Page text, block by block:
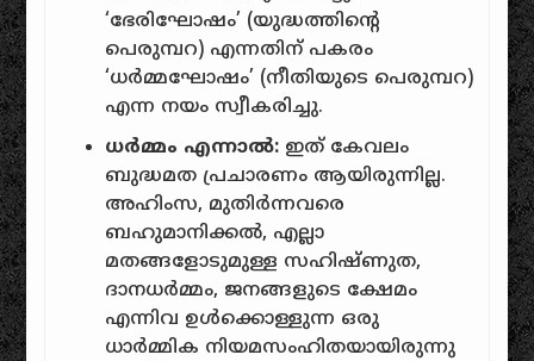
‘ഭേരിഘോഷം’ (യുദ്ധത്തിന്റെ
പെരുമ്പറ) എന്നതിന് പകരം
‘ധർമ്മഘോഷം’ (നീതിയുടെ പെരുമ്പറ)
എന്ന നയം സ്വീകരിച്ചു.
ധർമ്മം എന്നാൽ: ഇത് കേവലം
ബുദ്ധമത പ്രചാരണം ആയിരുന്നില്ല.
അഹിംസ, മുതിർന്നവരെ
ബഹുമാനിക്കൽ, എല്ലാ
മതങ്ങളോടുമുള്ള സഹിഷ്ണുത,
ദാനധർമ്മം, ജനങ്ങളുടെ ക്ഷേമം
എന്നിവ ഉൾക്കൊള്ളുന്ന ഒരു
ധാർമ്മിക നിയമസംഹിതയായിരുന്നു